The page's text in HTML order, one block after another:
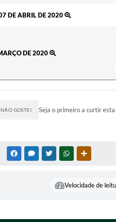
DE ABRIL DE 2020
DE 2020
NÃO GOSTEI Seja o primeiro a curtir esta
FACEBOOKMESSENGER
TWITTERWHATSAPP
Velocidade de